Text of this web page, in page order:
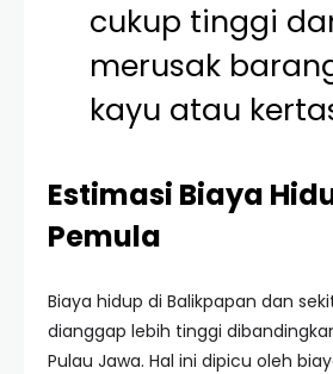
cukup tinggi
merusak
kayu atau
Estimasi Biaya
Pemula
Biaya hidup di Balikpapan dan
dianggap lebih tinggi
Pulau Jawa. Hal ini dipicu oleh